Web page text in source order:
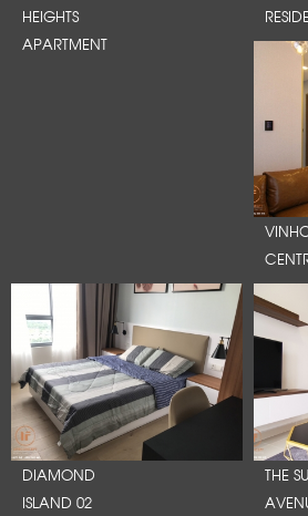
HEIGHTS
APARTMENT
DIAMOND
ISLAND 02
THE